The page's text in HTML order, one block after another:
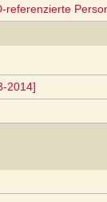
referenzierte
2014]